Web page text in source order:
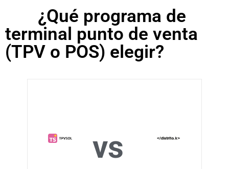
¿Qué programa de
terminal punto de venta
(TPV o POS) elegir?
vs